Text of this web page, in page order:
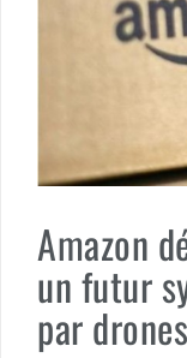
Amazon
un futur
par drones